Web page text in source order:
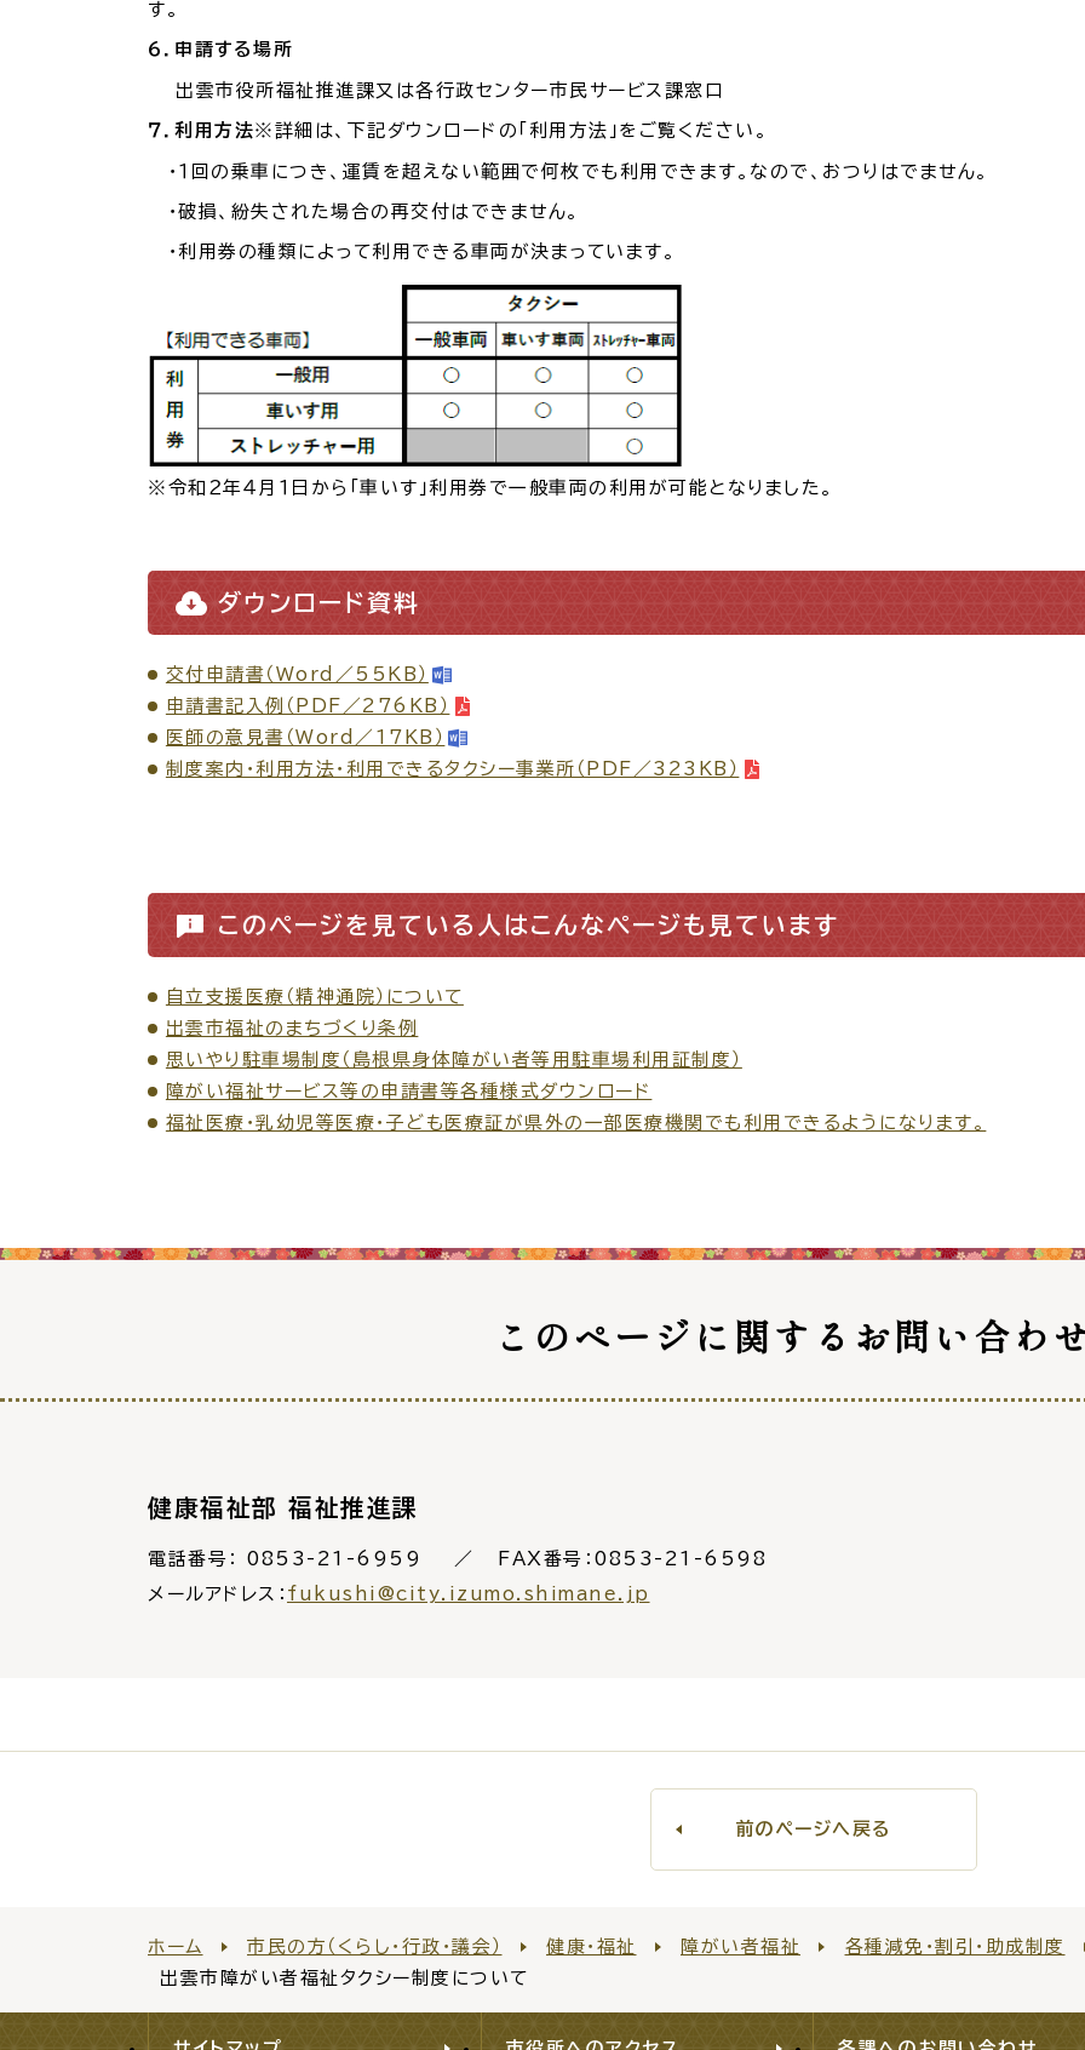
す。
６．申請する場所
出雲市役所福祉推進課又は各行政センター市民サービス課窓口
７．利用方法※詳細は、下記ダウンロードの「利用方法」をご覧ください。
・１回の乗車につき、運賃を超えない範囲で何枚でも利用できます。なので、おつりはでません。
・破損、紛失された場合の再交付はできません。
・利用券の種類によって利用できる車両が決まっています。
※令和２年４月１日から「車いす」利用券で一般車両の利用が可能となりました。
ダウンロード資料
交付申請書（Word／55KB）
申請書記入例（PDF／276KB）
医師の意見書（Word／17KB）
制度案内・利用方法・利用できるタクシー事業所（PDF／323KB）
このページを見ている人はこんなページも見ています
自立支援医療（精神通院）について
出雲市福祉のまちづくり条例
思いやり駐車場制度（島根県身体障がい者等用駐車場利用証制度）
障がい福祉サービス等の申請書等各種様式ダウンロード
福祉医療・乳幼児等医療・子ども医療証が県外の一部医療機関でも利用できるようになります。
このページに関する お問い合わ
健康福祉部 福祉推進課
電話番号： 0853-21-6959
FAX番号：0853-21-6598
メールアドレス： fukushi@city.izumo.shimane.jp
前のページへ戻る
ホーム 市民の方（くらし・行政・議会） 健康・福祉 障がい者福祉
各種減免・割引・助成制度
出雲市障がい者福祉タクシー制度について